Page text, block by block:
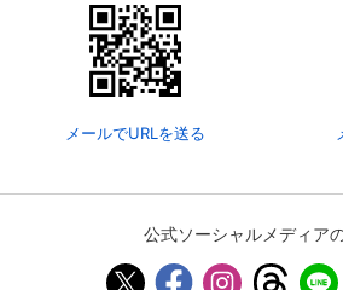
メールでURLを送る
公式ソーシャルメディア